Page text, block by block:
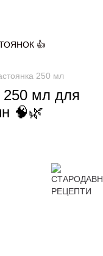
👍
250 мл
250 мл для
🧠🌿